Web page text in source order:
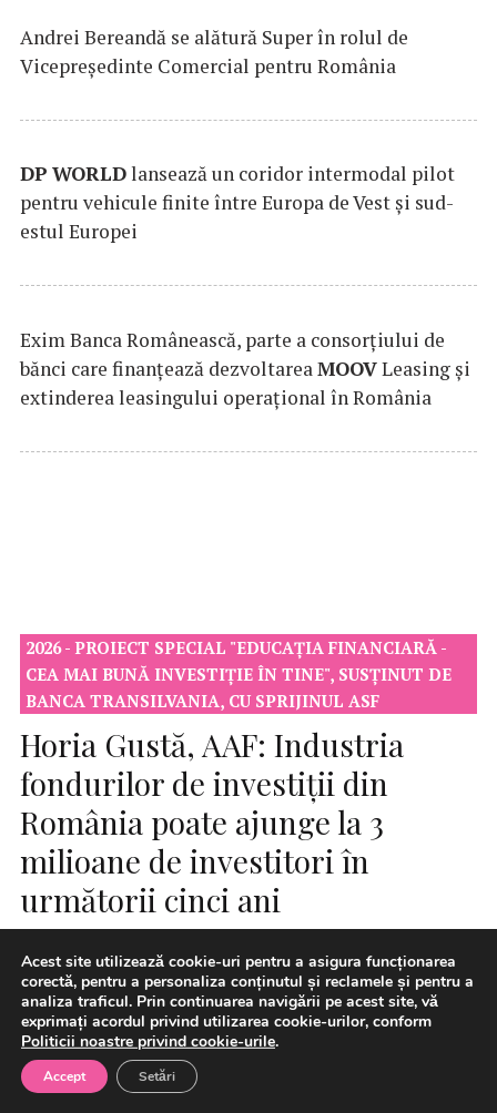
Andrei Bereandă se alătură Super în rolul de
Vicepreședinte Comercial pentru România
DP WORLDlansează un coridor intermodal pilot
pentru vehicule finite între Europa de Vest și sud-
estul Europei
Exim Banca Românească, parte a consorțiului de
bănci care finanțează dezvoltarea MOOVLeasing și
extinderea leasingului operațional în România
2026 - PROIECT SPECIAL "EDUCAȚIA FINANCIARĂ -
CEA MAI BUNĂ INVESTIȚIE ÎN TINE", SUSȚINUT DE
BANCA TRANSILVANIA, CU SPRIJINUL ASF
Horia Gustă, AAF: Industria
fondurilor de investiții din
România poate ajunge la 3
milioane de investitori în
următorii cinci ani
Acest site utilizează cookie-uri pentru a asigura funcționarea
corectă, pentru a personaliza conținutul și reclamele și pentru a
analiza traficul. Prin continuarea navigării pe acest site, vă
exprimați acordul privind utilizarea cookie-urilor, conform
Politicii noastre privind cookie-urile.
Accept Setări